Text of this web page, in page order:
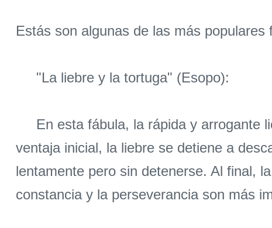
Estás son algunas de las más populares
"La liebre y la tortuga" (Esopo):
En esta fábula, la rápida y arrogante
ventaja inicial, la liebre se detiene a
lentamente pero sin detenerse. Al final,
constancia y la perseverancia son más